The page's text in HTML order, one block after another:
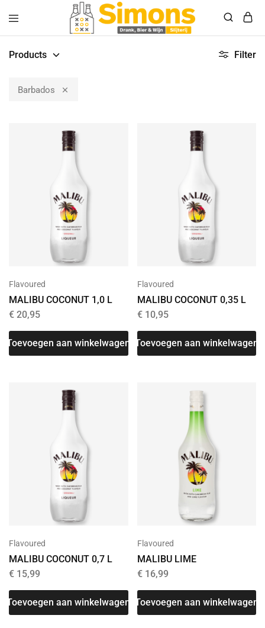
Simonsdrank.nl
Drank,
&
Products Filter
Barbados
Flavoured
MALIBU COCONUT 1,0 L
€ 20,95
Toevoegen aan winkelwagen
Flavoured
MALIBU COCONUT 0,35 L
€10,95
Toevoegen aan winkelwagen
Flavoured
MALIBU COCONUT 0,7 L
€ 15,99
Toevoegen aan winkelwagen
Flavoured
MALIBU LIME
€16,99
Toevoegen aan winkelwagen